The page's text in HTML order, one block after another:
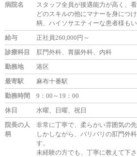
病院名
スタッフ全員が接遇能力が高く、
どのスキルの他にマナーを身につ
柄、ハイソサエティーな患者様もい
給与
正社員260,000円～
診療科目
肛門外科、胃腸外科、内科
勤務地
港区
最寄駅
麻布十番駅
勤務時間
9：00～19：00
休日
水曜、日曜、祝日
院長の人
柄
非常に丁寧で、柔らかい雰囲気の先
しかしながら、バリバリの肛門外
す。
未経験の方でも、丁寧に教えて下